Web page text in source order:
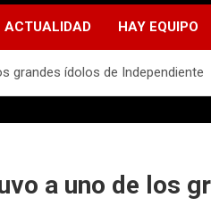
ACTUALIDAD HAY EQUIPO
grandes ídolos de Independiente
a uno de los